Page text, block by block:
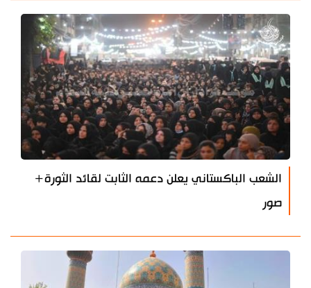
الشعب الباكستاني يعلن دعمه الثابت لقائد الثورة+
صور